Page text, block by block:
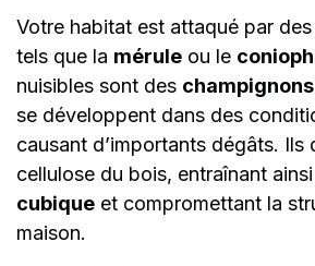
Votre habitat est attaqué par
tels que la mérule ou le
nuisibles sont des
se développent dans des
causant d’importants dégâts. Ils
cellulose du bois, entraînant
cubique et compromettant la
maison.